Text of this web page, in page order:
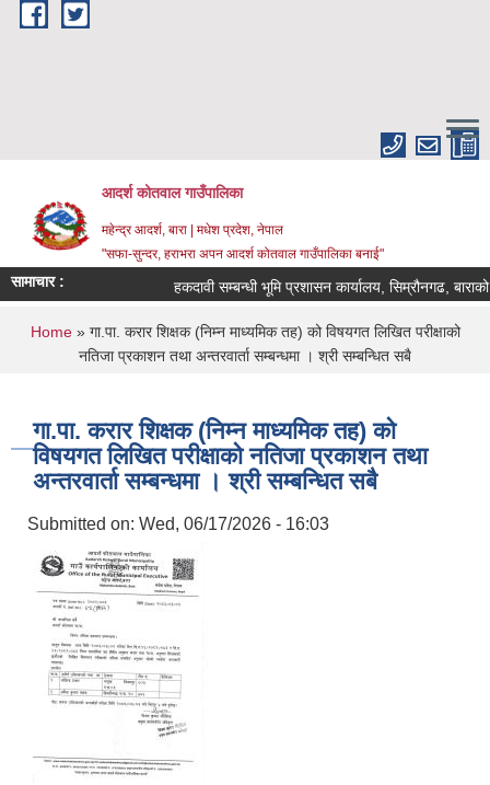
Skip to main content
आदर्श कोतवाल गाउँपालिका
महेन्द्र आदर्श, बारा | मधेश प्रदेश, नेपाल
"सफा-सुन्दर, हराभरा अपन आदर्श कोतवाल गाउँपालिका बनाई"
सामाचार : हकदावी सम्बन्धी भूमि प्रशासन कार्यालय, सिम्रौनगढ,
You are here
Home» गा.पा. करार शिक्षक (निम्न माध्यमिक तह) को विषयगत लिखित परीक्षाको
नतिजा प्रकाशन तथा अन्तरवार्ता सम्बन्धमा । श्री सम्बन्धित सबै
गा.पा. करार शिक्षक (निम्न माध्यमिक तह) को
विषयगत लिखित परीक्षाको नतिजा प्रकाशन तथा
अन्तरवार्ता सम्बन्धमा । श्री सम्बन्धित सबै
Submitted on: Wed, 06/17/2026 - 16:03